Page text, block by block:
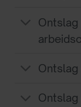
Ontslag